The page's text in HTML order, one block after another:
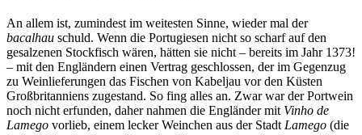
An allem ist, zumindest im weitesten Sinne, wieder mal der
bacalhau schuld. Wenn die Portugiesen nicht so scharf auf den
gesalzenen Stockfisch wären, hätten sie nicht – bereits im Jahr 1373!
– mit den Engländern einen Vertrag geschlossen, der im Gegenzug
zu Weinlieferungen das Fischen von Kabeljau vor den Küsten
Großbritanniens zugestand. So fing alles an. Zwar war der Portwein
noch nicht erfunden, daher nahmen die Engländer mit Vinho de
Lamego vorlieb, einem lecker Weinchen aus der Stadt Lamego (die